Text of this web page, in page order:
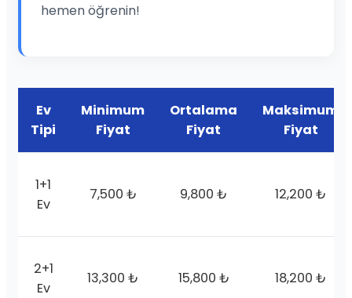
hemen öğrenin!
Ev
Tipi
Minimum
Fiyat
Ortalama
Fiyat
Maksimum
Fiyat
1+1
Ev
7,500 ₺ 9,800 ₺ 12,200 ₺
2+1
Ev
13,300 ₺ 15,800 ₺ 18,200 ₺